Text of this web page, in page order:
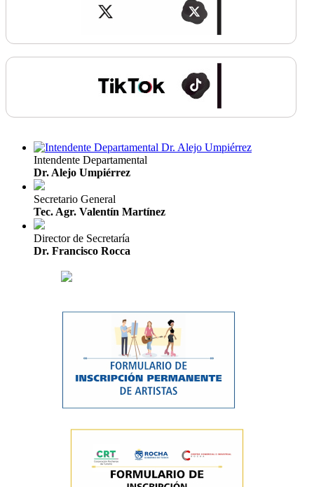
Intendente Departamental
Dr. Alejo Umpiérrez
Secretario General
Tec. Agr. Valentín Martínez
Director de Secretaría
Dr. Francisco Rocca